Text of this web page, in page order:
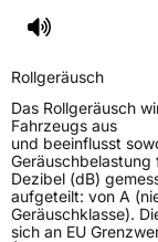
Rollgeräusch
Das Rollgeräusch
Fahrzeugs aus
und beeinflusst
Geräuschbelastung
Dezibel (dB)
aufgeteilt: von A
Geräuschklasse).
sich an EU